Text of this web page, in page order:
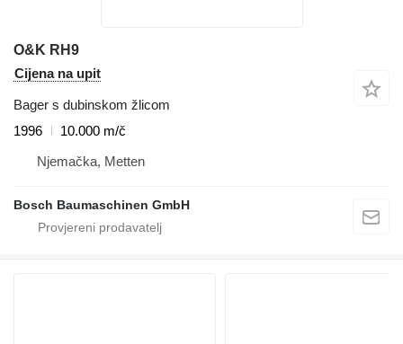
O&K RH9
Cijena na upit
Bager s dubinskom žlicom
1996
10.000 m/č
Njemačka, Metten
Bosch Baumaschinen GmbH